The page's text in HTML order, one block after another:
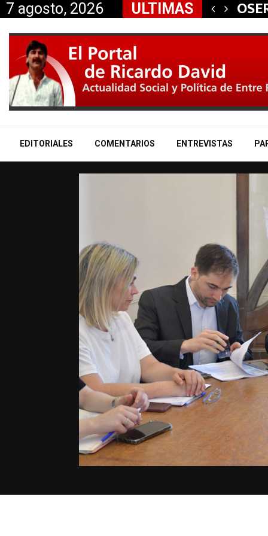
7 agosto, 2026 ULTIMAS
aliados a la…
EDITORIALES COMENTARIOS ENTREVISTAS